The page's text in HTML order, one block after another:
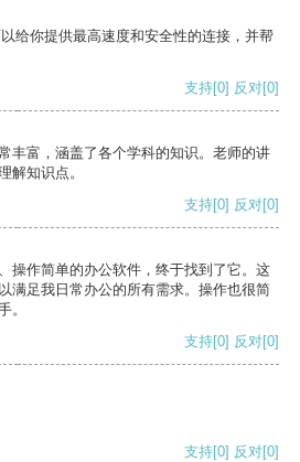
给你提供最高速度和安全性的连接，并帮
支持[0] 反对[0]
丰富，涵盖了各个学科的知识。老师的讲
解知识点。
支持[0] 反对[0]
操作简单的办公软件，终于找到了它。这
满足我日常办公的所有需求。操作也很简
。
支持[0] 反对[0]
支持[0] 反对[0]